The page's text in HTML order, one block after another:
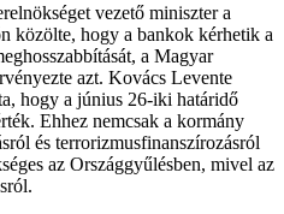
vezető miniszter a
közölte, hogy a bankok kérhetik a
a Magyar
azt. Kovács Levente
hogy a június 26-iki határidő
Ehhez nemcsak a kormány
és terrorizmusfinanszírozásról
az Országgyűlésben, mivel az